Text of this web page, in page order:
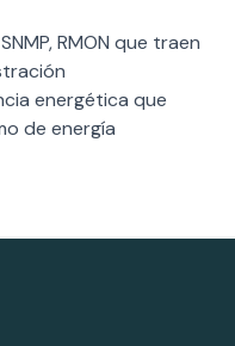
RMON que traen
energética que
de energía